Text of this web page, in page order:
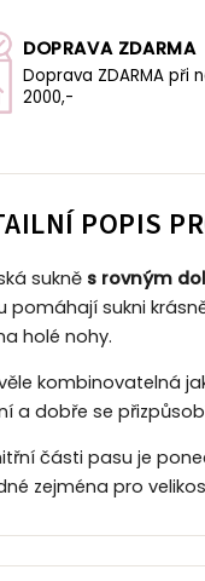
DOPRAVA ZDARMA
Doprava ZDARMA při
2000,-
POPIS
sukně s rovným
pomáhají sukni
holé nohy.
kombinovatelná
a dobře se
části pasu je
zejména pro